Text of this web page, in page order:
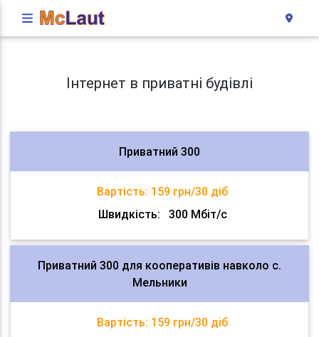
Інтернет в приватні будівлі
Приватний 300
Вартість: 159 грн/30 діб
Швидкість:
300 Мбіт/с
Приватний 300 для кооперативів навколо с.
Мельники
Вартість: 159 грн/30 діб